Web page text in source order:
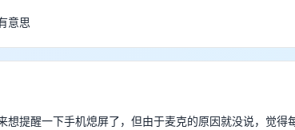
意思
想提醒一下手机熄屏了，但由于麦克的原因就没说，觉得